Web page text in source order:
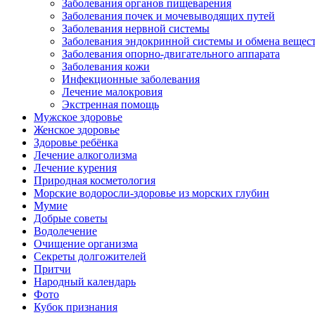
Заболевания органов пищеварения
Заболевания почек и мочевыводящих путей
Заболевания нервной системы
Заболевания эндокринной системы и обмена
Заболевания опорно-двигательного аппарата
Заболевания кожи
Инфекционные заболевания
Лечение малокровия
Экстренная помощь
Мужское здоровье
Женское здоровье
Здоровье ребёнка
Лечение алкоголизма
Лечение курения
Природная косметология
Морские водоросли-здоровье из морских глубин
Мумие
Добрые советы
Водолечение
Очищение организма
Секреты долгожителей
Притчи
Народный календарь
Фото
Кубок признания